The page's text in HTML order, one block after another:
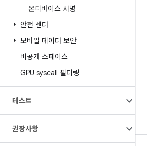
온디바이스 서명
안전 센터
모바일 데이터 보안
비공개 스페이스
GPU syscall 필터링
테스트
권장사항